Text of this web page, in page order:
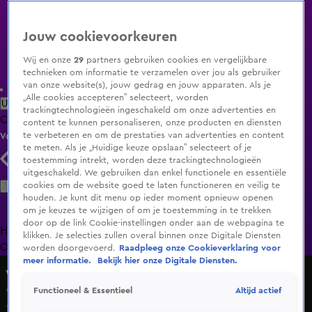
Uitzending Gemist Populaire programma's Zenders Genres
ClipsFilmsRadioSmart TV inlogShop
Volg KIJK
Zoeken
HomeUitzending Gemist Programma's De Bondgenoten
OranjezomerLivestreamsShop
Veronica Inside
‘Als zij de bal kregen, ramden ze hem weg!’
17 sep 2018, 01:12
Jouw cookievoorkeuren
Wij en onze29 partners gebruiken cookies en vergelijkbare
technieken om informatie te verzamelen over jou als gebruiker
van onze website(s), jouw gedrag en jouw apparaten. Als je
„Alle cookies accepteren” selecteert, worden
trackingtechnologieën ingeschakeld om onze advertenties en
content te kunnen personaliseren, onze producten en diensten
te verbeteren en om de prestaties van advertenties en content
te meten. Als je „Huidige keuze opslaan” selecteert of je
toestemming intrekt, worden deze trackingtechnologieën
uitgeschakeld. We gebruiken dan enkel functionele en essentiële
cookies om de website goed te laten functioneren en veilig te
houden. Je kunt dit menu op ieder moment opnieuw openen
om je keuzes te wijzigen of om je toestemming in te trekken
door op de link Cookie-instellingen onder aan de webpagina te
klikken. Je selecties zullen overal binnen onze Digitale Diensten
worden doorgevoerd.
Raadpleeg onze Cookieverklaring voor
meer informatie.
Bekijk hier onze Digitale Diensten.
Functioneel & Essentieel Altijd actief